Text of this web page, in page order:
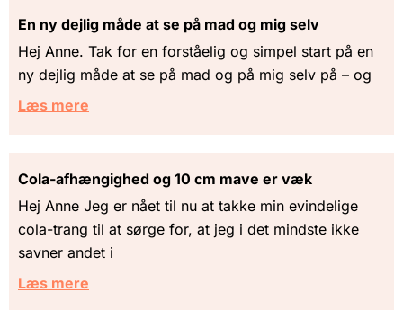
En ny dejlig måde at se på mad og mig selv
Hej Anne. Tak for en forståelig og simpel start på en
ny dejlig måde at se på mad og på mig selv på – og
Læs mere
Cola-afhængighed og 10 cm mave er væk
Hej Anne Jeg er nået til nu at takke min evindelige
cola-trang til at sørge for, at jeg i det mindste ikke
savner andet i
Læs mere